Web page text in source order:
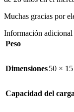
Muchas gracias por
Información adicional
Peso
Dimensiones50 ×
Capacidad del